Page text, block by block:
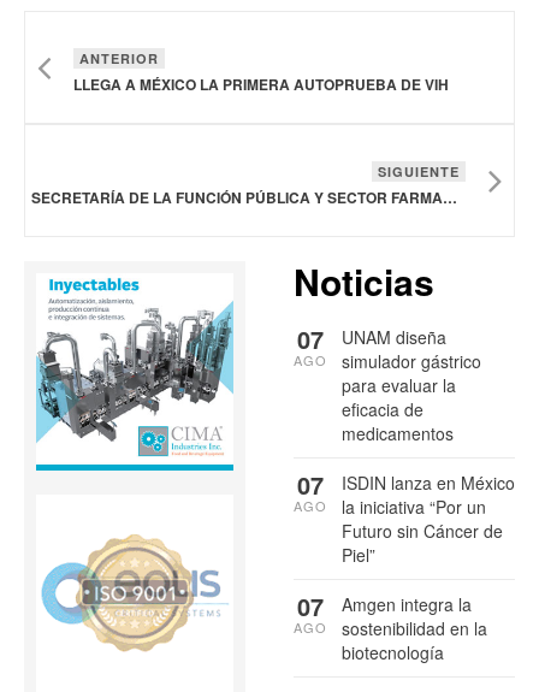
ANTERIOR
LLEGA A MÉXICO LA PRIMERA AUTOPRUEBA DE VIH
SIGUIENTE
SECRETARÍA DE LA FUNCIÓN PÚBLICA Y SECTOR FARMACÉUTICO MEXICANO ACUERDAN COLABORACIÓN PARA PROMOVER INTEGRIDAD EMPRESARIAL
Noticias
UNAM diseña
simulador gástrico
para evaluar la
eficacia de
medicamentos
07
AGO
ISDIN lanza en México
la iniciativa “Por un
Futuro sin Cáncer de
Piel”
07
AGO
Amgen integra la
sostenibilidad en la
biotecnología
07
AGO